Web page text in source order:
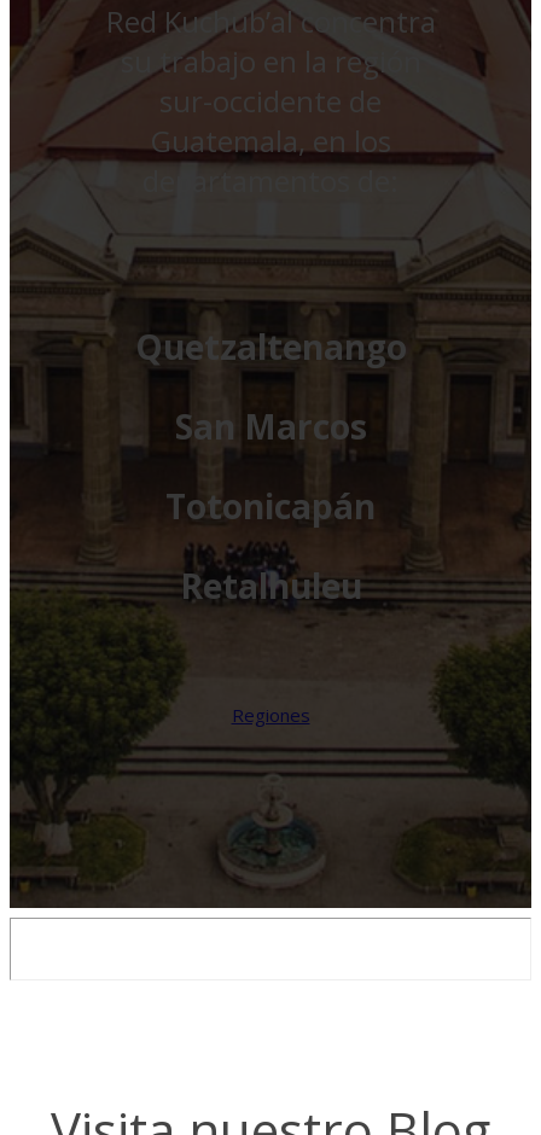
Red Kuchub’al concentra
su trabajo en la región
sur-occidente de
Guatemala, en los
departamentos de:
Quetzaltenango
San Marcos
Totonicapán
Retalhuleu
Regiones